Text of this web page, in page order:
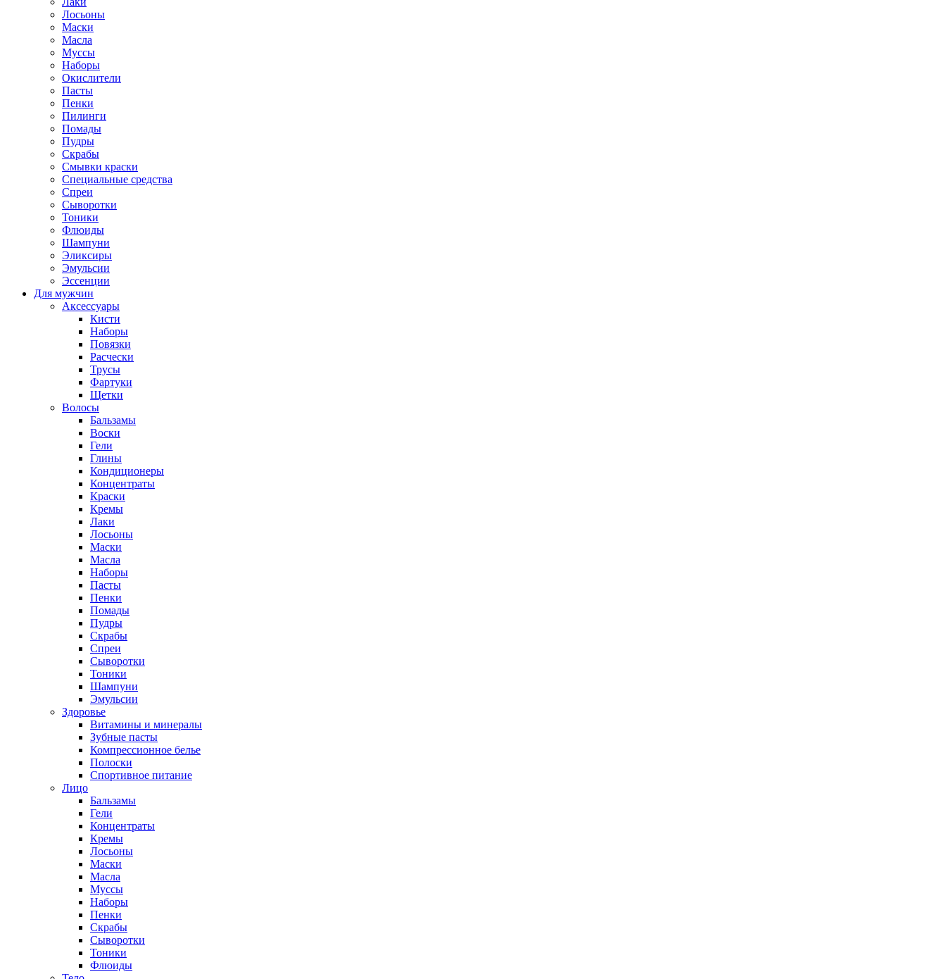
Лосьоны
Маски
Масла
Муссы
Наборы
Окислители
Пасты
Пенки
Пилинги
Помады
Пудры
Скрабы
Смывки краски
Специальные средства
Спреи
Сыворотки
Тоники
Флюиды
Шампуни
Эликсиры
Эмульсии
Эссенции
Для мужчин
Аксессуары
Кисти
Наборы
Повязки
Расчески
Трусы
Фартуки
Щетки
Волосы
Бальзамы
Воски
Гели
Глины
Кондиционеры
Концентраты
Краски
Кремы
Лаки
Лосьоны
Маски
Масла
Наборы
Пасты
Пенки
Помады
Пудры
Скрабы
Спреи
Сыворотки
Тоники
Шампуни
Эмульсии
Здоровье
Витамины и минералы
Зубные пасты
Компрессионное белье
Полоски
Спортивное питание
Лицо
Бальзамы
Гели
Концентраты
Кремы
Лосьоны
Маски
Масла
Муссы
Наборы
Пенки
Скрабы
Сыворотки
Тоники
Флюиды